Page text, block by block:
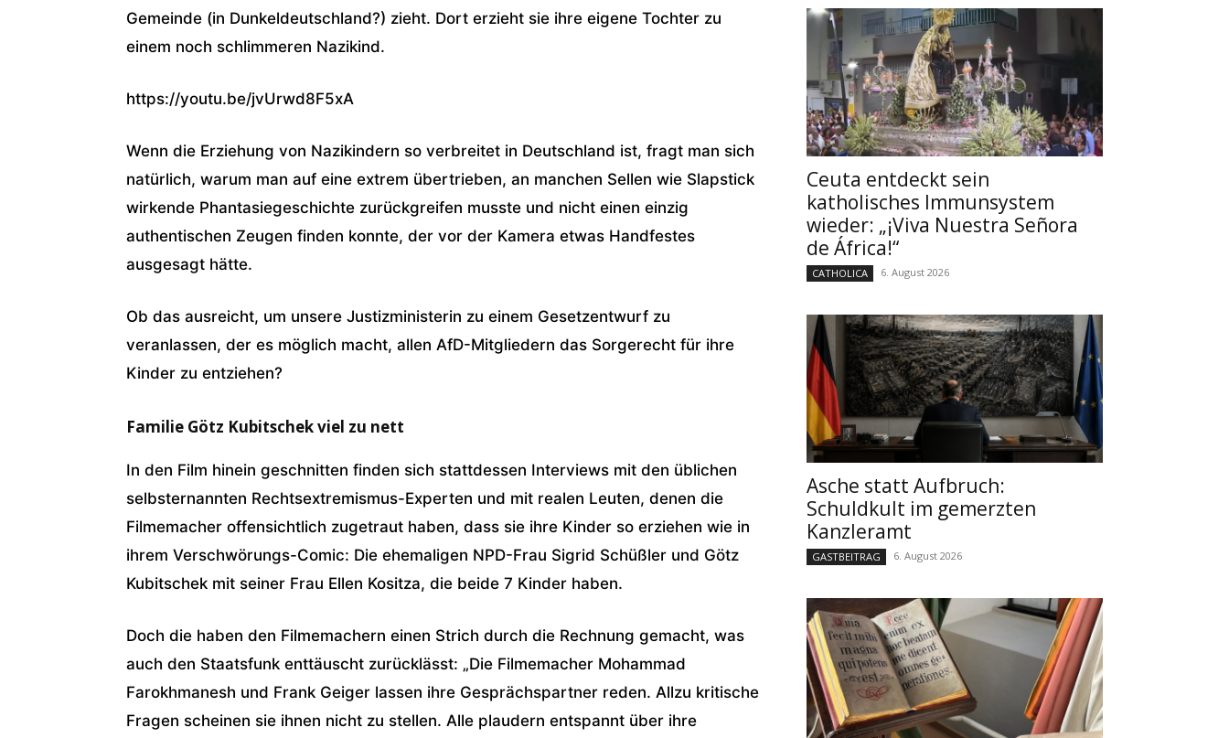
Gemeinde (in Dunkeldeutschland?) zieht. Dort erzieht sie ihre eigene Tochter zu
einem noch schlimmeren Nazikind.
https://youtu.be/jvUrwd8F5xA
Wenn die Erziehung von Nazikindern so verbreitet in Deutschland ist, fragt man sich
natürlich, warum man auf eine extrem übertrieben, an manchen Sellen wie Slapstick
wirkende Phantasiegeschichte zurückgreifen musste und nicht einen einzig
authentischen Zeugen finden konnte, der vor der Kamera etwas Handfestes
ausgesagt hätte.
Ob das ausreicht, um unsere Justizministerin zu einem Gesetzentwurf zu
veranlassen, der es möglich macht, allen AfD-Mitgliedern das Sorgerecht für ihre
Kinder zu entziehen?
Familie Götz Kubitschek viel zu nett
In den Film hinein geschnitten finden sich stattdessen Interviews mit den üblichen
selbsternannten Rechtsextremismus-Experten und mit realen Leuten, denen die
Filmemacher offensichtlich zugetraut haben, dass sie ihre Kinder so erziehen wie in
ihrem Verschwörungs-Comic: Die ehemaligen NPD-Frau Sigrid Schüßler und Götz
Kubitschek mit seiner Frau Ellen Kositza, die beide 7 Kinder haben.
Doch die haben den Filmemachern einen Strich durch die Rechnung gemacht, was
auch den Staatsfunk enttäuscht zurücklässt: „Die Filmemacher Mohammad
Farokhmanesh und Frank Geiger lassen ihre Gesprächspartner reden. Allzu kritische
Fragen scheinen sie ihnen nicht zu stellen. Alle plaudern entspannt über ihre
Ceuta entdeckt sein
katholisches Immunsystem
wieder: „¡Viva Nuestra Señora
de África!“
CATHOLICA 6. August 2026
Asche statt Aufbruch:
Schuldkult im gemerzten
Kanzleramt
GASTBEITRAG 6. August 2026